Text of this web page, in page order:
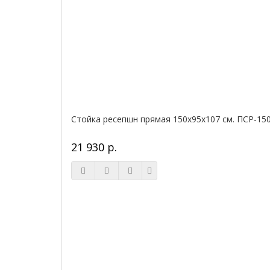
Стойка ресепшн прямая 150х95х107 см. ПСР-
21 930 р.